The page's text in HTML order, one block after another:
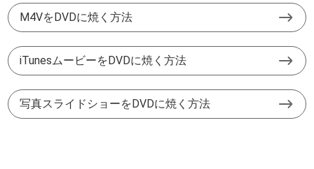
M4VをDVDに焼く方法
iTunesムービーをDVDに焼く方法
写真スライドショーをDVDに焼く方法